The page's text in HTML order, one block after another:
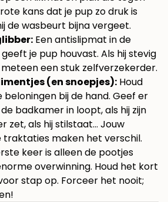
kans dat je pup zo druk is
de wasbeurt bijna vergeet.
Een antislipmat in de
je pup houvast. Als hij stevig
een stuk zelfverzekerder.
(en snoepjes): Houd
beloningen bij de hand. Geef er
badkamer in loopt, als hij zijn
zet, als hij stilstaat… Jouw
traktaties maken het verschil.
keer is alleen de pootjes
overwinning. Houd het kort
stap op. Forceer het nooit;